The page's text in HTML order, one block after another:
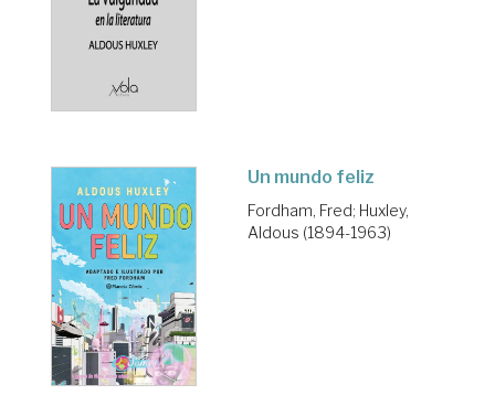
Un mundo feliz
Fordham, Fred; Huxley,
Aldous (1894-1963)